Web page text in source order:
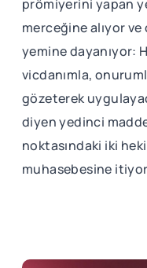
prömiyerini yapan
merceğine alıyor ve
yemine dayanıyor:
vicdanımla,
gözeterek
diyen yedinci
noktasındaki iki
muhasebesine